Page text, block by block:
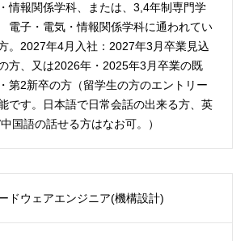
情報関係学科、または、3,4年制専門学
子・電気・情報関係学科に通われてい
。2027年4月入社：2027年3月卒業見込
方、又は2026年・2025年3月卒業の既
第2新卒の方（留学生の方のエントリー
です。日本語で日常会話の出来る方、英
国語の話せる方はなお可。）
ドウェアエンジニア(機構設計)